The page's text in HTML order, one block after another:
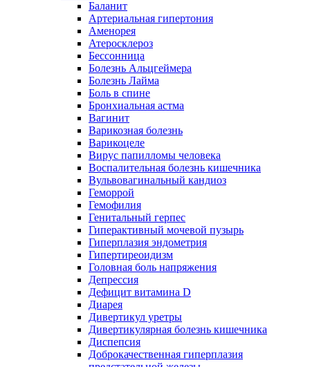
Баланит
Артериальная гипертония
Аменорея
Атеросклероз
Бессонница
Болезнь Альцгеймера
Болезнь Лайма
Боль в спине
Бронхиальная астма
Вагинит
Варикозная болезнь
Варикоцеле
Вирус папилломы человека
Воспалительная болезнь кишечника
Вульвовагинальный кандиоз
Геморрой
Гемофилия
Генитальный герпес
Гиперактивный мочевой пузырь
Гиперплазия эндометрия
Гипертиреоидизм
Головная боль напряжения
Депрессия
Дефицит витамина D
Диарея
Дивертикул уретры
Дивертикулярная болезнь кишечника
Диспепсия
Доброкачественная гиперплазия